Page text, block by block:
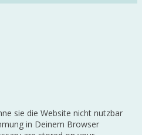
sie die Website nicht nutzbar
in Deinem Browser